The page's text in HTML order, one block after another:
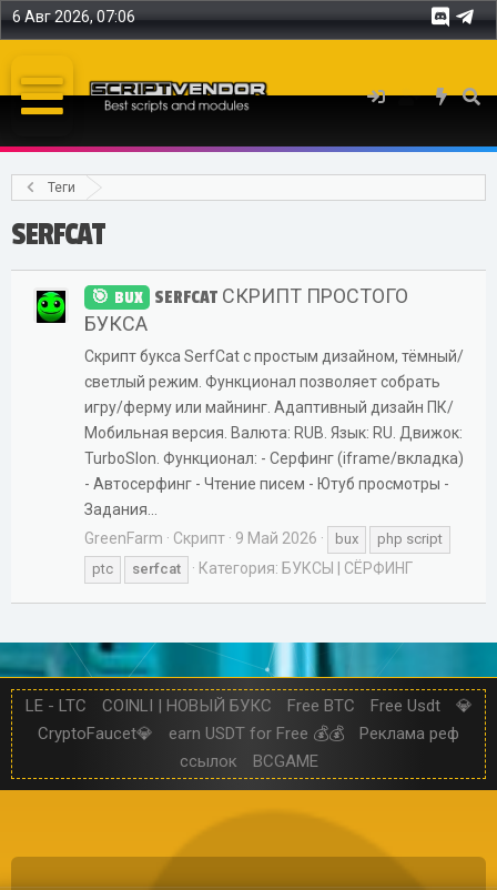
6 Авг 2026, 07:06
Теги
SERFCAT
BUX
SERFCAT СКРИПТ ПРОСТОГО
БУКСА
Скрипт букса SerfCat с простым дизайном, тёмный/
светлый режим. Функционал позволяет собрать
игру/ферму или майнинг. Адаптивный дизайн ПК/
Мобильная версия. Валюта: RUB. Язык: RU. Движок:
TurboSlon. Функционал: - Серфинг (iframe/вкладка)
- Автосерфинг - Чтение писем - Ютуб просмотры -
Задания...
GreenFarm
Скрипт 9 Май 2026 bux
php script
ptc
serfcat Категория: БУКСЫ | СЁРФИНГ
LE - LTC COINLI | НОВЫЙ БУКС Free BTC Free Usdt
💎
CryptoFaucet💎
earn USDT for Free 💰💰
Реклама реф
ссылок
BCGAME